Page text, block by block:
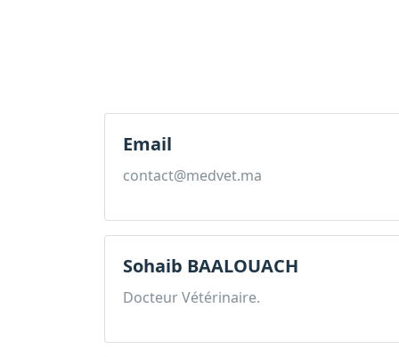
Email
contact@medvet.ma
Sohaib BAALOUACH
Docteur Vétérinaire.